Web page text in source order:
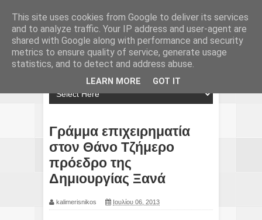
Γράμμα επιχειρηματία
στον Θάνο Τζήμερο
πρόεδρο της
Δημιουργίας Ξανά
kalimerisnikos Ιουλίου 06, 2013
This site uses cookies from Google to deliver its services
and to analyze traffic. Your IP address and user-agent are
shared with Google along with performance and security
metrics to ensure quality of service, generate usage
statistics, and to detect and address abuse.
LEARN MORE GOT IT